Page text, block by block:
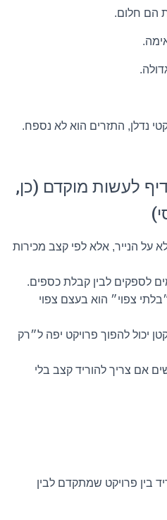
הם חלום.
נדלן, התזרים הוא לא נספח.
לעשות מוקדם (כן,
על הנייר, אלא לפי קצב מכירות
לספקים לבין קבלת כספים.
צפוי״ הוא בעצם צפוי
קטן יכול להפוך פרויקט יפה ל״רק
אם צריך להוריד קצב בלי
בין פרויקט שמתקדם לבין